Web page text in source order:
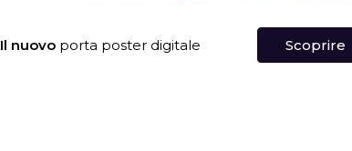
Il nuovoporta poster digitale Scoprire